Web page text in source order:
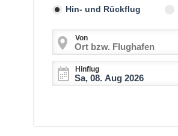
Hin- und Rückflug
Von
Hinflug